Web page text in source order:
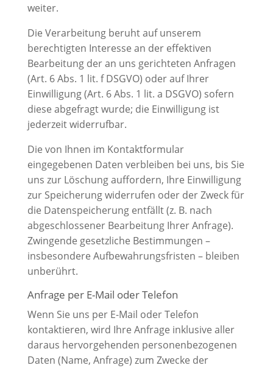
weiter.
Die Verarbeitung beruht auf unserem
berechtigten Interesse an der effektiven
Bearbeitung der an uns gerichteten Anfragen
(Art. 6 Abs. 1 lit. f DSGVO) oder auf Ihrer
Einwilligung (Art. 6 Abs. 1 lit. a DSGVO) sofern
diese abgefragt wurde; die Einwilligung ist
jederzeit widerrufbar.
Die von Ihnen im Kontaktformular
eingegebenen Daten verbleiben bei uns, bis Sie
uns zur Löschung auffordern, Ihre Einwilligung
zur Speicherung widerrufen oder der Zweck für
die Datenspeicherung entfällt (z. B. nach
abgeschlossener Bearbeitung Ihrer Anfrage).
Zwingende gesetzliche Bestimmungen –
insbesondere Aufbewahrungsfristen – bleiben
unberührt.
Anfrage per E-Mail oder Telefon
Wenn Sie uns per E-Mail oder Telefon
kontaktieren, wird Ihre Anfrage inklusive aller
daraus hervorgehenden personenbezogenen
Daten (Name, Anfrage) zum Zwecke der